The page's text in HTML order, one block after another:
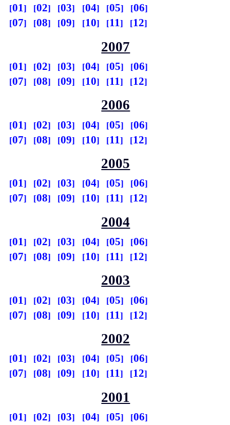
01 02 03 04 05
06
07
08 09 10 11 12
2007
01 02 03 04 05
06
07
08 09 10 11 12
2006
01 02 03 04 05
06
07
08 09 10 11 12
2005
01 02 03 04 05
06
07
08 09 10 11 12
2004
01 02 03 04 05
06
07
08 09 10 11 12
2003
01 02 03 04 05
06
07
08 09 10 11 12
2002
01 02 03 04 05
06
07
08 09 10 11 12
2001
01 02 03 04 05 06